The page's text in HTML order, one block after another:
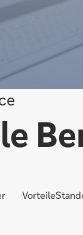
Vorteile